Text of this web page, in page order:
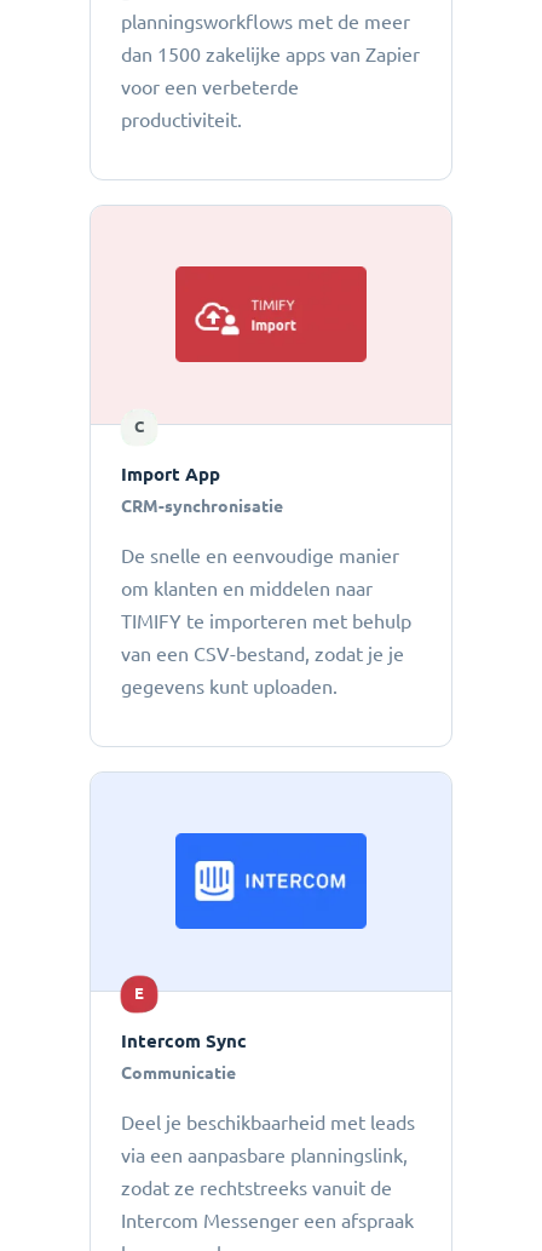
planningsworkflows met de meer
dan 1500 zakelijke apps van Zapier
voor een verbeterde
productiviteit.
C
Import App
CRM-synchronisatie
De snelle en eenvoudige manier
om klanten en middelen naar
TIMIFY te importeren met behulp
van een CSV-bestand, zodat je je
gegevens kunt uploaden.
E
Intercom Sync
Communicatie
Deel je beschikbaarheid met leads
via een aanpasbare planningslink,
zodat ze rechtstreeks vanuit de
Intercom Messenger een afspraak